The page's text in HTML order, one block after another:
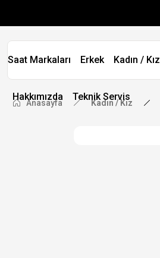
Saat Markaları Erkek Kadın / Kız
Hakkımızda Teknik Servis
Anasayfa Kadın / Kız